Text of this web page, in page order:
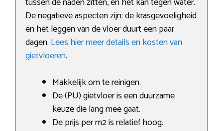
De negatieve aspecten zijn: de krasgevoeligheid
en het leggen van de vloer duurt een paar
dagen. Lees hier meer details en kosten van
gietvloeren.
Makkelijk om te reinigen.
De (PU) gietvloer is een duurzame
keuze die lang mee gaat.
De prijs per m2 is relatief hoog.